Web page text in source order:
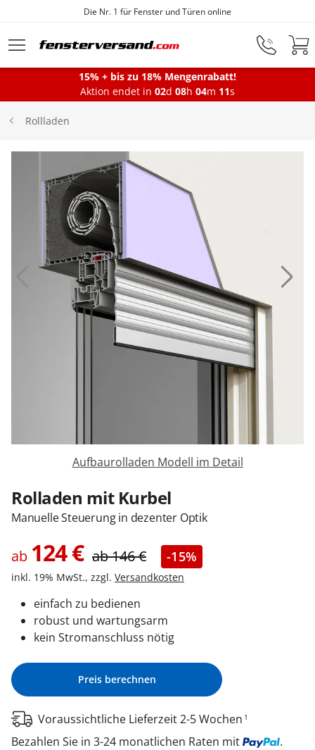
Zum Hauptinhalt springen
Die Nr. 1 für Fenster und Türen online
Montageservice
Balkontüren
Terrassentüren
Haustüren
Sonnenschutz
Kontakt / Hilfe
15% + bis zu 18% Mengenrabatt!
Aktion endet in 02d 08h 04m 11s
Rollladen
Aufbaurolladen Modell im Detail
Rolladen mit Kurbel
Manuelle Steuerung in dezenter Optik
ab 124€ ab146€ -15%
inkl. 19% MwSt., zzgl. Versandkosten
einfach zu bedienen
robust und wartungsarm
kein Stromanschluss nötig
Preis berechnen
Voraussichtliche Lieferzeit 2-5 Wochen 1
Bezahlen Sie in 3-24 monatlichen Raten mit .